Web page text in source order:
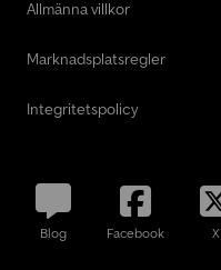
Allmänna villkor
Marknadsplatsregler
Integritetspolicy
Blog Facebook X